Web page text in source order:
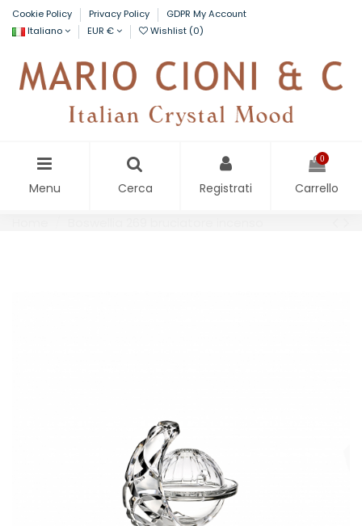
Cookie Policy Privacy Policy
GDPR My Account
Italiano
EUR € Wishlist (0)
Menu Cerca Registrati
0
Carrello